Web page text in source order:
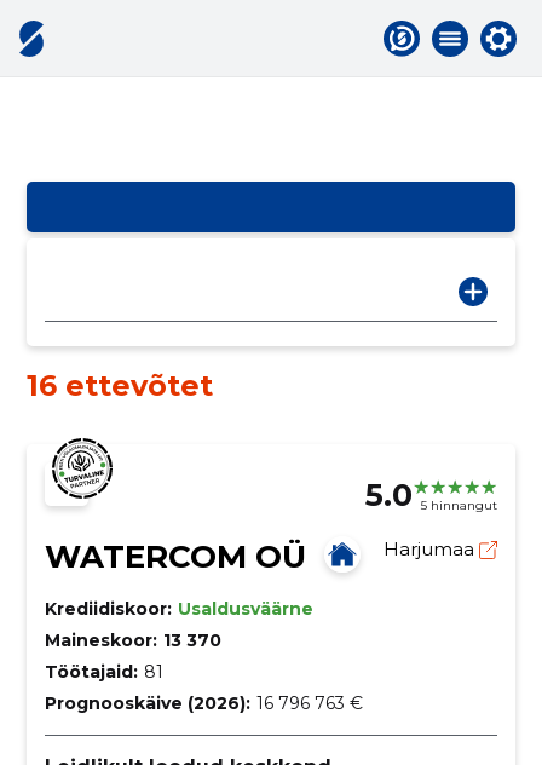
16 ettevõtet
5.0 5 hinnangut
WATERCOM OÜ Harjumaa
Krediidiskoor: Usaldusväärne
Maineskoor: 13 370
Töötajaid: 81
Prognooskäive (2026): 16 796 763 €